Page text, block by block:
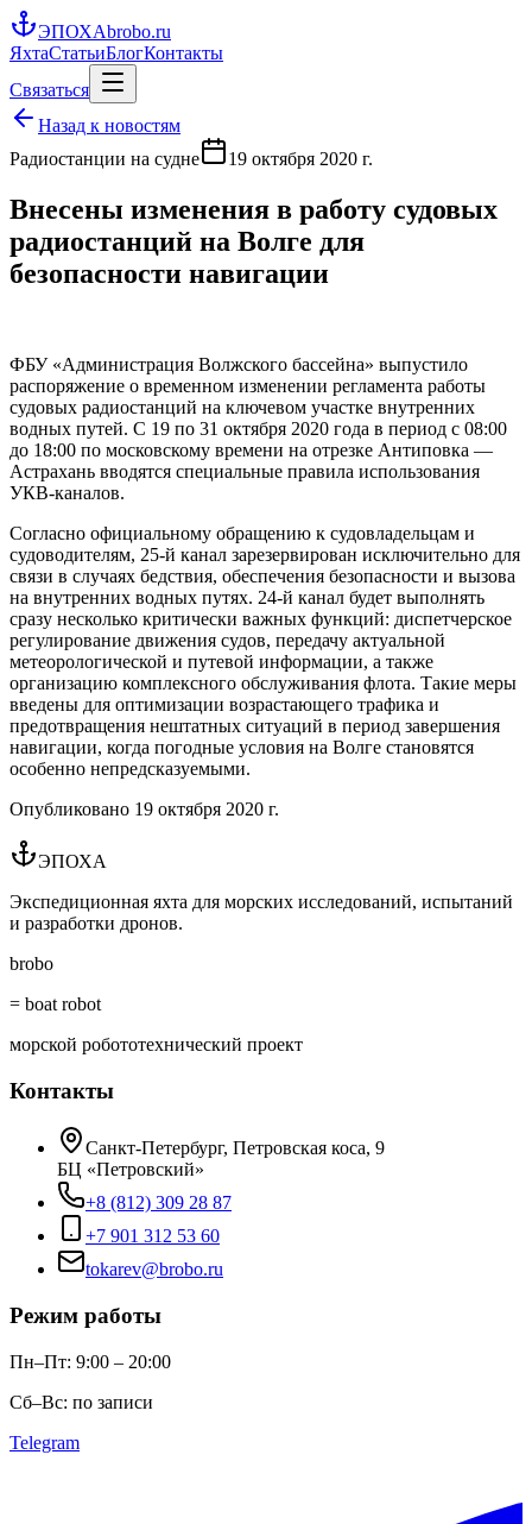
ЭПОХАbrobo.ru
ЯхтаСтатьиБлогКонтакты
Связаться
Назад к новостям
Радиостанции на судне
19 октября 2020 г.
Внесены изменения в работу судовых
радиостанций на Волге для
безопасности навигации
ФБУ «Администрация Волжского бассейна» выпустило
распоряжение о временном изменении регламента работы
судовых радиостанций на ключевом участке внутренних
водных путей. С 19 по 31 октября 2020 года в период с 08:00
до 18:00 по московскому времени на отрезке Антиповка —
Астрахань вводятся специальные правила использования
УКВ-каналов.
Согласно официальному обращению к судовладельцам и
судоводителям, 25-й канал зарезервирован исключительно для
связи в случаях бедствия, обеспечения безопасности и вызова
на внутренних водных путях. 24-й канал будет выполнять
сразу несколько критически важных функций: диспетчерское
регулирование движения судов, передачу актуальной
метеорологической и путевой информации, а также
организацию комплексного обслуживания флота. Такие меры
введены для оптимизации возрастающего трафика и
предотвращения нештатных ситуаций в период завершения
навигации, когда погодные условия на Волге становятся
особенно непредсказуемыми.
Опубликовано 19 октября 2020 г.
ЭПОХА
Экспедиционная яхта для морских исследований, испытаний
и разработки дронов.
brobo
= boat robot
морской робототехнический проект
Контакты
Санкт-Петербург, Петровская коса, 9
БЦ «Петровский»
+8 (812) 309 28 87
+7 901 312 53 60
tokarev@brobo.ru
Режим работы
Пн–Пт: 9:00 – 20:00
Сб–Вс: по записи
Telegram